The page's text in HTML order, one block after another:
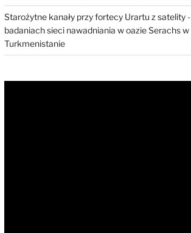
Starożytne kanały przy fortecy Urartu z satelity-
badaniach sieci nawadniania w oazie Serachs w
Turkmenistanie